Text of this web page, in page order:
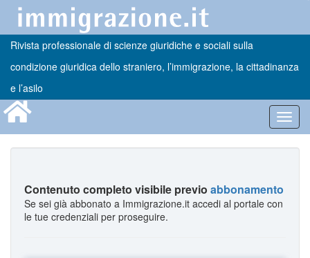
Rivista professionale di scienze giuridiche e sociali sulla
condizione giuridica dello straniero, l’immigrazione, la cittadinanza
e l’asilo
Contenuto completo visibile previo abbonamento
Se sei già abbonato a Immigrazione.it accedi al portale con
le tue credenziali per proseguire.